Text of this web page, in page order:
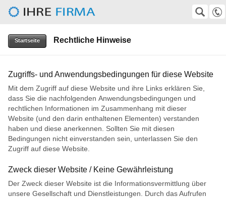
SUCHE Suche
0511-372247
Startseite Rechtliche Hinweise
Zugriffs- und Anwendungsbedingungen für diese Website
Mit dem Zugriff auf diese Website und ihre Links erklären Sie,
dass Sie die nachfolgenden Anwendungsbedingungen und
rechtlichen Informationen im Zusammenhang mit dieser
Website (und den darin enthaltenen Elementen) verstanden
haben und diese anerkennen. Sollten Sie mit diesen
Bedingungen nicht einverstanden sein, unterlassen Sie den
Zugriff auf diese Website.
Zweck dieser Website / Keine Gewährleistung
Der Zweck dieser Website ist die Informationsvermittlung über
unsere Gesellschaft und Dienstleistungen. Durch das Aufrufen